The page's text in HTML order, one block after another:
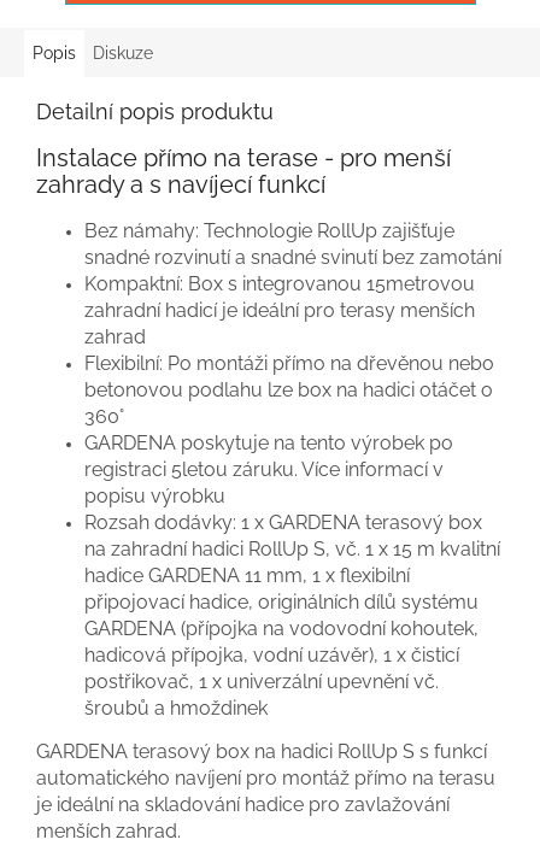
Popis Diskuze
Detailní popis produktu
Instalace přímo na terase - pro menší
zahrady a s navíjecí funkcí
Bez námahy: Technologie RollUp zajišťuje
snadné rozvinutí a snadné svinutí bez zamotání
Kompaktní: Box s integrovanou 15metrovou
zahradní hadicí je ideální pro terasy menších
zahrad
Flexibilní: Po montáži přímo na dřevěnou nebo
betonovou podlahu lze box na hadici otáčet o
360°
GARDENA poskytuje na tento výrobek po
registraci 5letou záruku. Více informací v
popisu výrobku
Rozsah dodávky: 1 x GARDENA terasový box
na zahradní hadici RollUp S, vč. 1 x 15 m kvalitní
hadice GARDENA 11 mm, 1 x flexibilní
připojovací hadice, originálních dílů systému
GARDENA (přípojka na vodovodní kohoutek,
hadicová přípojka, vodní uzávěr), 1 x čisticí
postřikovač, 1 x univerzální upevnění vč.
šroubů a hmoždinek
GARDENA terasový box na hadici RollUp S s funkcí
automatického navíjení pro montáž přímo na terasu
je ideální na skladování hadice pro zavlažování
menších zahrad.